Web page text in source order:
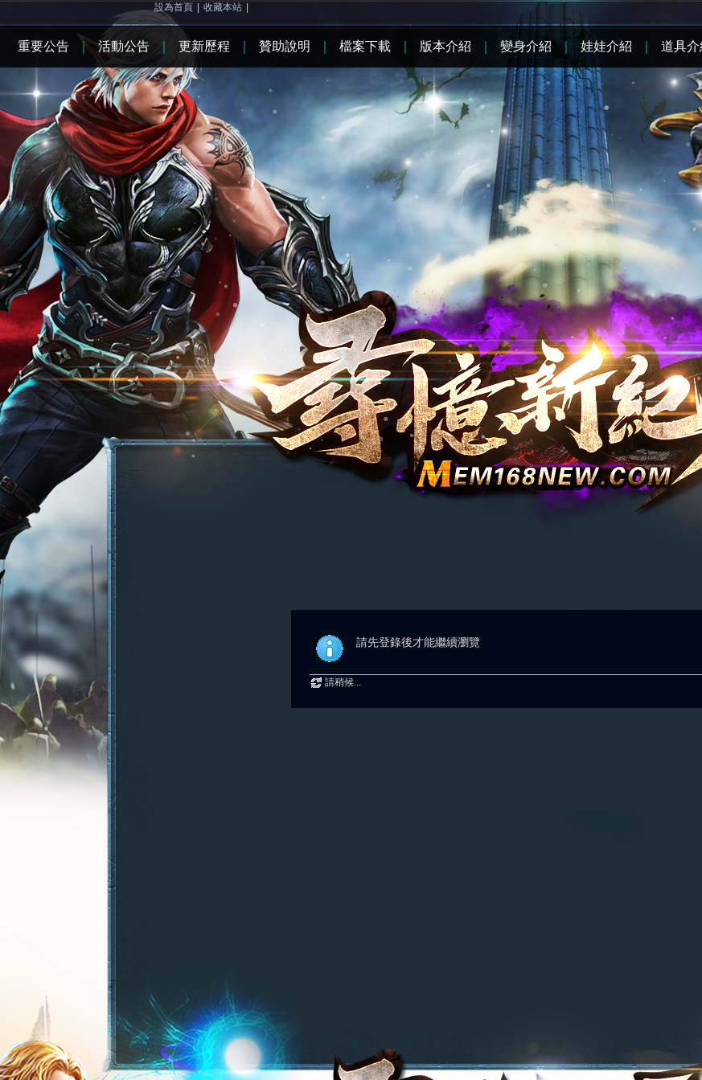
設為首頁 收藏本站
請先登錄後才能繼續瀏覽
請稍候...